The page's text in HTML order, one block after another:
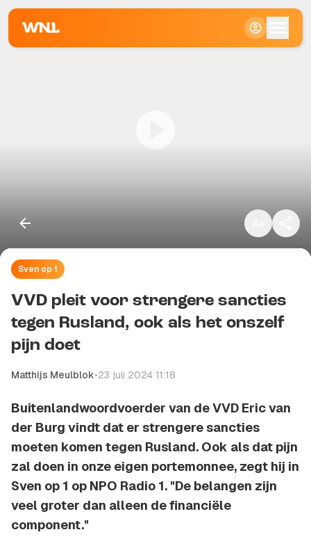
Sven op 1
VVD pleit voor strengere sancties
tegen Rusland, ook als het onszelf
pijn doet
Matthijs Meulblok•23 juli 2024 11:18
Buitenlandwoordvoerder van de VVD Eric van
der Burg vindt dat er strengere sancties
moeten komen tegen Rusland. Ook als dat pijn
zal doen in onze eigen portemonnee, zegt hij in
Sven op 1 op NPO Radio 1. "De belangen zijn
veel groter dan alleen de financiële
component."